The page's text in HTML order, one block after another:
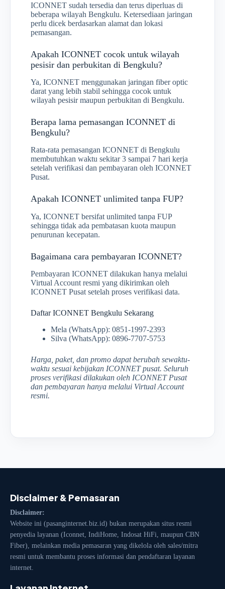
ICONNET sudah tersedia dan terus diperluas di
beberapa wilayah Bengkulu. Ketersediaan jaringan
perlu dicek berdasarkan alamat dan lokasi
pemasangan.
Apakah ICONNET cocok untuk wilayah
pesisir dan perbukitan di Bengkulu?
Ya, ICONNET menggunakan jaringan fiber optic
darat yang lebih stabil sehingga cocok untuk
wilayah pesisir maupun perbukitan di Bengkulu.
Berapa lama pemasangan ICONNET di
Bengkulu?
Rata-rata pemasangan ICONNET di Bengkulu
membutuhkan waktu sekitar 3 sampai 7 hari kerja
setelah verifikasi dan pembayaran oleh ICONNET
Pusat.
Apakah ICONNET unlimited tanpa FUP?
Ya, ICONNET bersifat unlimited tanpa FUP
sehingga tidak ada pembatasan kuota maupun
penurunan kecepatan.
Bagaimana cara pembayaran ICONNET?
Pembayaran ICONNET dilakukan hanya melalui
Virtual Account resmi yang dikirimkan oleh
ICONNET Pusat setelah proses verifikasi data.
Daftar ICONNET Bengkulu Sekarang
Mela (WhatsApp): 0851-1997-2393
Silva (WhatsApp): 0896-7707-5753
Harga, paket, dan promo dapat berubah sewaktu-
waktu sesuai kebijakan ICONNET pusat. Seluruh
proses verifikasi dilakukan oleh ICONNET Pusat
dan pembayaran hanya melalui Virtual Account
resmi.
Disclaimer & Pemasaran
Disclaimer:
Website ini (pasanginternet.biz.id) bukan merupakan situs resmi
penyedia layanan (Iconnet, IndiHome, Indosat HiFi, maupun CBN
Fiber), melainkan media pemasaran yang dikelola oleh sales/mitra
resmi untuk membantu proses informasi dan pendaftaran layanan
internet.